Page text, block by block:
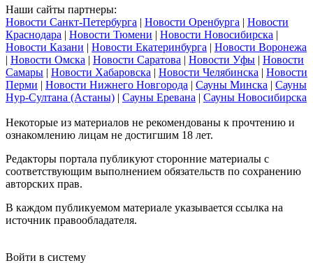
Наши сайты партнеры:
Новости Санкт-Петербурга | Новости Оренбурга | Новости
Краснодара | Новости Тюмени | Новости Новосибирска |
Новости Казани | Новости Екатеринбурга | Новости Воронежа
| Новости Омска | Новости Саратова | Новости Уфы | Новости
Самары | Новости Хабаровска | Новости Челябинска | Новости
Перми | Новости Нижнего Новгорода | Сауны Минска | Сауны
Нур-Султана (Астаны) | Сауны Еревана | Сауны Новосибирска
Некоторые из материалов не рекомендованы к прочтению и
ознакомлению лицам не достигшим 18 лет.
Редакторы портала публикуют сторонние материалы с
соответствующим выполнением обязательств по сохранению
авторских прав.
В каждом публикуемом материале указывается ссылка на
источник правообладателя.
Войти в систему